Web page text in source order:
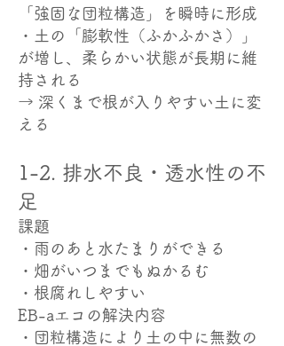
「強固な団粒構造」を瞬時に形成
・土の「膨軟性（ふかふかさ）」
が増し、柔らかい状態が長期に維
持される
→ 深くまで根が入りやすい土に変
える
1-2. 排水不良・透水性の不
足
課題
・雨のあと水たまりができる
・畑がいつまでもぬかるむ
・根腐れしやすい
EB-aエコの解決内容
・団粒構造により土の中に無数の